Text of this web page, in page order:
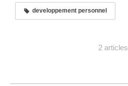
developpement personnel
2 articles